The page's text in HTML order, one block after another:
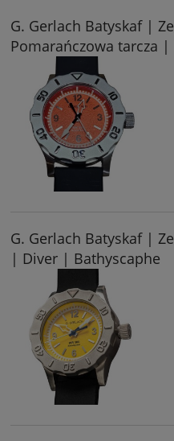
G. Gerlach Batyskaf |
Pomarańczowa tarcza
G. Gerlach Batyskaf |
| Diver | Bathyscaphe